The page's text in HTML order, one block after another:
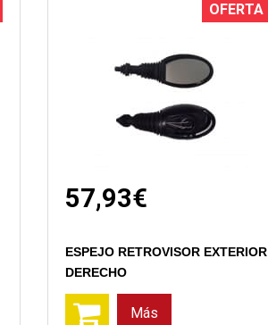
OFERTA
57,93€
ESPEJO RETROVISOR EXTERIOR
DERECHO
Más